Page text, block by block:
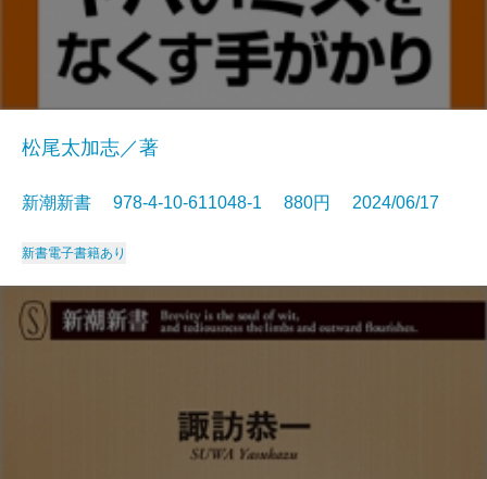
松尾太加志／著
新潮新書 978-4-10-611048-1 880円 2024/06/17
新書電子書籍あり